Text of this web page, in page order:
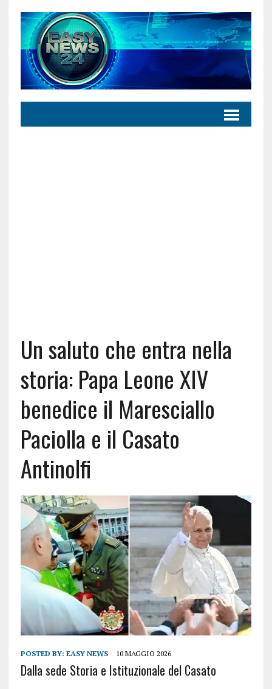
Un saluto che entra nella
storia: Papa Leone XIV
benedice il Maresciallo
Paciolla e il Casato
Antinolfi
POSTED BY: EASY NEWS 10 MAGGIO 2026
Dalla sede Storia e Istituzionale del Casato